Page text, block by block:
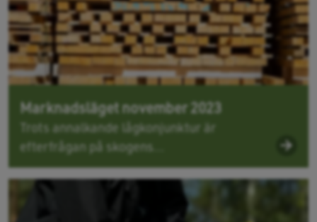
Marknadsläget november 2023
Trots annalkande lågkonjunktur är
efterfrågan på skogens...